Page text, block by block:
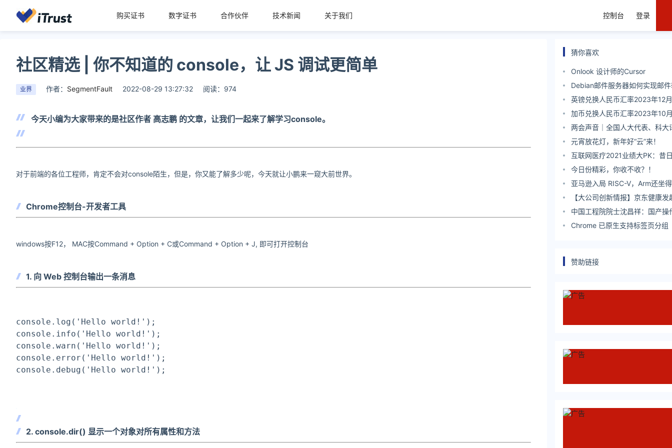
购买证书 数字证书 合作伙伴 技术新闻 关于我们 控制台 登录
社区精选 | 你不知道的 console，让 JS 调试更简单
业界 作者： SegmentFault 2022-08-29 13:27:32 阅读：974
今天小编为大家带来的是社区作者 高志鹏 的文章，让我们一起来了解学习console。
对于前端的各位工程师，肯定不会对console陌生，但是，你又能了解多少呢，今天就让小鹏来一窥大前世界。
Chrome控制台-开发者工具
windows按F12， MAC按Command + Option + C或Command + Option + J, 即可打开控制台
1. 向 Web 控制台输出一条消息
console.log( 'Hello world!' );
console.info( 'Hello world!' );
console.warn( 'Hello world!' );
console.error( 'Hello world!' );
console.debug( 'Hello world!' );
2. console.dir() 显示一个对象对所有属性和方法
猜你喜欢
Onlook 设计师的Cursor
Debian邮件服务器如何实现邮
英镑兑换人民币汇率2023年12
加币兑换人民币汇率2023年10
两会声音｜全国人大代表、科大
庆峰：类ChatGPT可能是人工
跃迁
元宵放花灯，新年好“云”来！
互联网医疗2021业绩大PK：昔
今差距百亿
今日份精彩，你收不收？！
亚马逊入局 RISC-V，Arm还坐
【大公司创新情报】京东健康发
爱计划”
中国工程院院士沈昌祥：国产操
“主动免疫”
Chrome 已原生支持标签页分组
赞助链接